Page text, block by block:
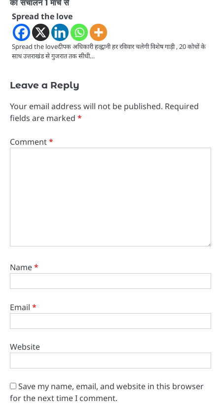
का संचालन 1 मार्च से
Spread the love
Spread the loveदीपक अधिकारी हल्द्वानी हर रविवार चलेगी विशेष गाड़ी , 20 कोचों के
साथ उत्तराखंड से गुजरात तक सीधी…
Leave a Reply
Your email address will not be published. Required
fields are marked *
Comment*
Name*
Email *
Website
Save my name, email, and website in this browser
for the next time I comment.